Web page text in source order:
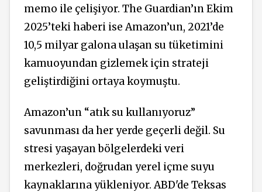
memo ile çelişiyor. The Guardian’ın Ekim
2025’teki haberi ise Amazon’un, 2021’de
10,5 milyar galona ulaşan su tüketimini
kamuoyundan gizlemek için strateji
geliştirdiğini ortaya koymuştu.
Amazon’un “atık su kullanıyoruz”
savunması da her yerde geçerli değil. Su
stresi yaşayan bölgelerdeki veri
merkezleri, doğrudan yerel içme suyu
kaynaklarına yükleniyor. ABD'de Teksas